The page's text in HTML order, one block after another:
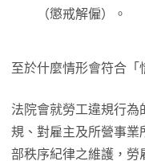
（懲戒解僱）。
至於什麼情形會符合「
法院會就勞工違規行為
規、對雇主及所營事業
部秩序紀律之維護，勞